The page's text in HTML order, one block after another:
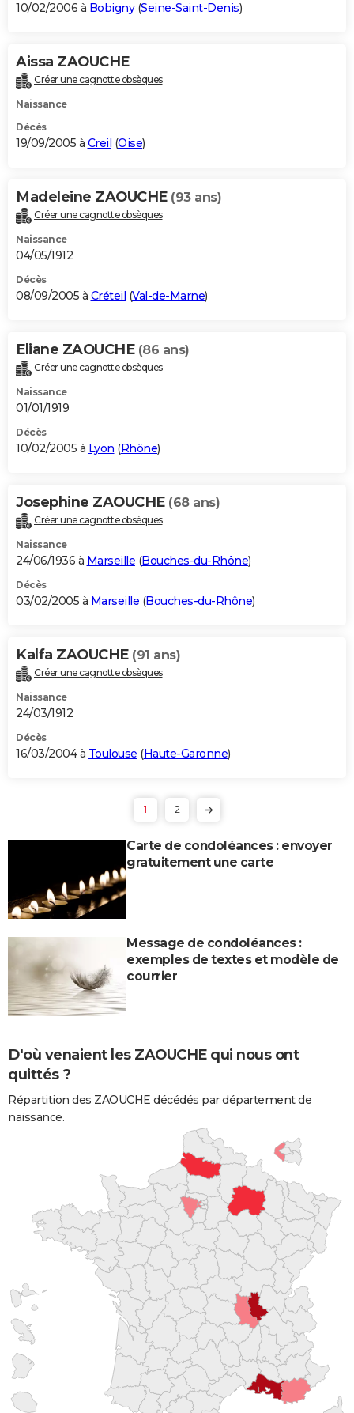
10/02/2006 à Bobigny(Seine-Saint-Denis)
Aissa ZAOUCHE
Créer une cagnotte obsèques
Naissance
Décès
19/09/2005 à Creil (Oise)
Madeleine ZAOUCHE (93 ans)
Créer une cagnotte obsèques
Naissance
04/05/1912
Décès
08/09/2005 à Créteil (Val-de-Marne)
Eliane ZAOUCHE (86 ans)
Créer une cagnotte obsèques
Naissance
01/01/1919
Décès
10/02/2005 à Lyon (Rhône)
Josephine ZAOUCHE (68 ans)
Créer une cagnotte obsèques
Naissance
24/06/1936 à Marseille (Bouches-du-Rhône)
Décès
03/02/2005 à Marseille (Bouches-du-Rhône)
Kalfa ZAOUCHE (91 ans)
Créer une cagnotte obsèques
Naissance
24/03/1912
Décès
16/03/2004 à Toulouse (Haute-Garonne)
1 2
Carte de condoléances : envoyer
gratuitement une carte
Message de condoléances :
exemples de textes et modèle de
courrier
D'où venaient les ZAOUCHE qui nous ont
quittés ?
Répartition des ZAOUCHE décédés par département de
naissance.